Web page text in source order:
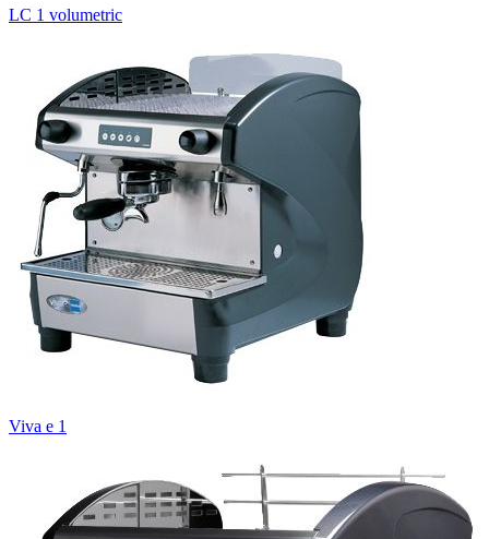
LC 1 volumetric
Viva e 1